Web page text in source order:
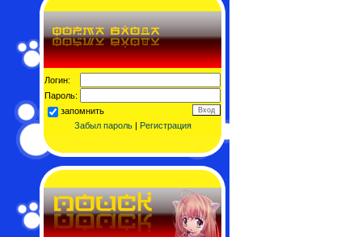
Логин:
Пароль:
запомнить
Забыл пароль| Регистрация